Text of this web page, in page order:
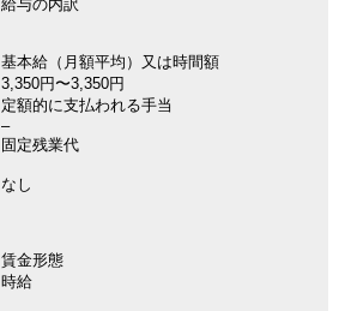
給与の内訳
基本給（月額平均）又は時間額
3,350円〜3,350円
定額的に支払われる手当
–
固定残業代
なし
賃金形態
時給